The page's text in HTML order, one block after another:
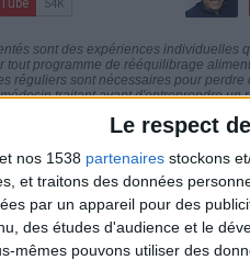
Le respect
nos 1538 partenaires stockons
et traitons des données
par un appareil pour des
des études d'audience et le
mêmes pouvons utiliser des
sont des expériences individuelles
tout programme de rééquilibrage
réguliers sont nécessaires pour
traitant avant d'entreprendre un
habitudes nutritionnelles.
&